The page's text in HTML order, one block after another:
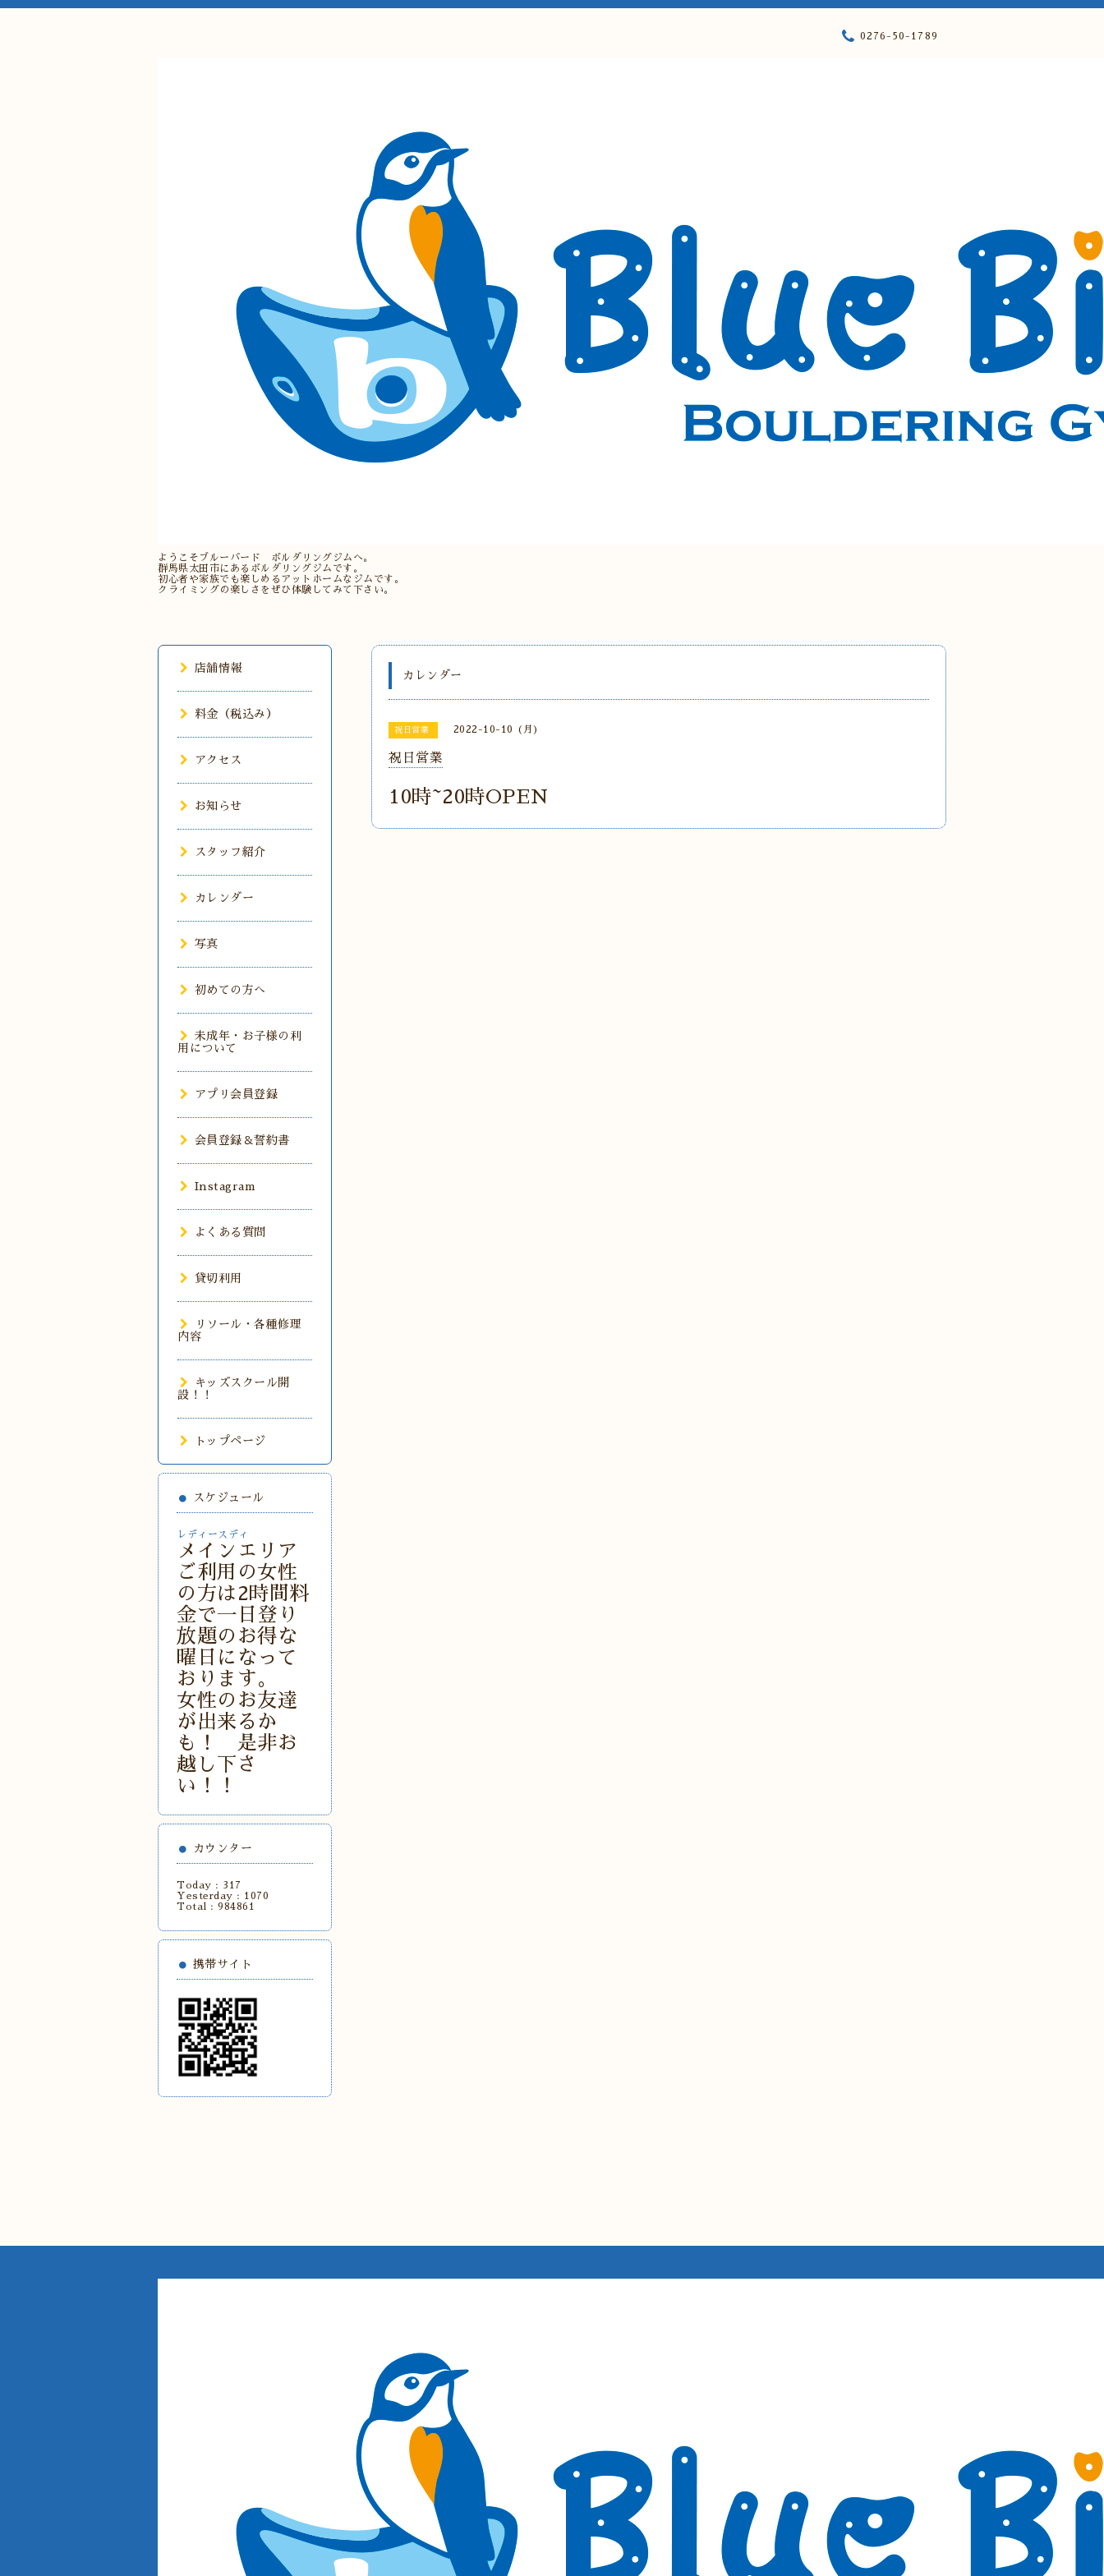
ようこそブルーバード ボルダリングジムへ。
群馬県太田市にあるボルダリングジムです。
初心者や家族でも楽しめるアットホームなジムです。
クライミングの楽しさをぜひ体験してみて下さい。
0276-50-1789
カレンダー
祝日営業 2022-10-10 (月)
祝日営業
10時~20時OPEN
店舗情報
料金（税込み）
アクセス
お知らせ
スタッフ紹介
カレンダー
写真
初めての方へ
未成年・お子様の利
用について
アプリ会員登録
会員登録＆誓約書
Instagram
よくある質問
貸切利用
リソール・各種修理
内容
キッズスクール開
設！！
トップページ
スケジュール
レディースディ
メインエリア
ご利用の女性
の方は2時間料
金で一日登り
放題のお得な
曜日になって
おります。
女性のお友達
が出来るか
も！ 是非お
越し下さ
い！！
カウンター
Today : 317
Yesterday : 1070
Total : 984861
携帯サイト